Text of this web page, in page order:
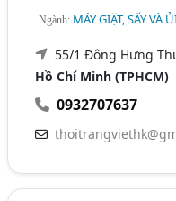
Ngành: MÁY GIẶT, SẤY VÀ
55/1 Đông Hưng
Hồ Chí Minh (TPHCM)
0932707637